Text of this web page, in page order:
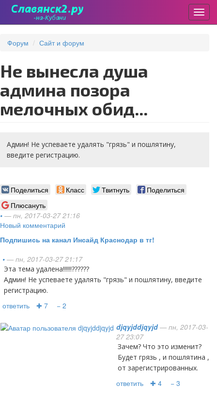
основному
Форум Сайт и форум
Не вынесла душа
админа позора
мелочных обид...
Админ! Не успеваете удалять "грязь" и пошлятину,
введите регистрацию.
Поделиться Класс Твитнуть
Поделиться
Плюсануть
• — пн, 2017-03-27 21:16
Новый комментарий
Подпишись на канал Инсайд Краснодар в тг!
• — пн, 2017-03-27 21:17
Эта тема удалена!!!!!!??????
Админ! Не успеваете удалять "грязь" и пошлятину, введите
регистрацию.
ответить ✚ 7 − 2
djqyjddjqyjd— пн, 2017-03-
27 23:07
Зачем? Что это изменит?
Будет грязь , и пошлятина ,
от зарегистрированных.
ответить ✚ 4 − 3